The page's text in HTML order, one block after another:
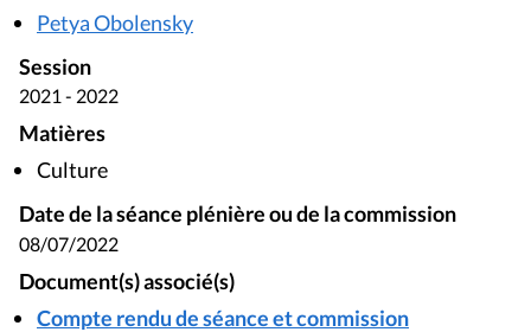
Petya Obolensky
Session
2021 - 2022
Matières
Culture
Date de la séance plénière ou de la commission
08/07/2022
Document(s) associé(s)
Compte rendu de séance et commission